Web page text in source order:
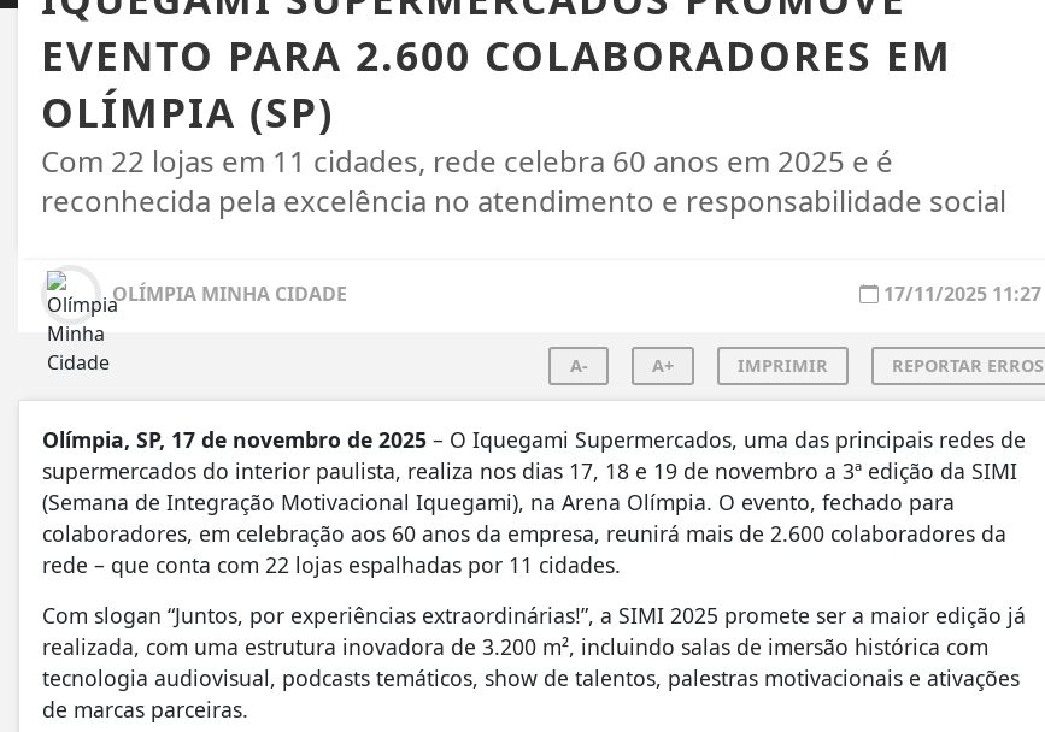
EVENTO PARA 2.600 COLABORADORES EM
OLÍMPIA (SP)
Com 22 lojas em 11 cidades, rede celebra 60 anos em 2025 e é
reconhecida pela excelência no atendimento e responsabilidade social
OLÍMPIA MINHA CIDADE 17/11/2025 11:27
A- A+ IMPRIMIR REPORTAR ERROS
Olímpia, SP, 17 de novembro de 2025 – O Iquegami Supermercados, uma das principais redes de
supermercados do interior paulista, realiza nos dias 17, 18 e 19 de novembro a 3ª edição da SIMI
(Semana de Integração Motivacional Iquegami), na Arena Olímpia. O evento, fechado para
colaboradores, em celebração aos 60 anos da empresa, reunirá mais de 2.600 colaboradores da
rede – que conta com 22 lojas espalhadas por 11 cidades.
Com slogan “Juntos, por experiências extraordinárias!”, a SIMI 2025 promete ser a maior edição já
realizada, com uma estrutura inovadora de 3.200 m², incluindo salas de imersão histórica com
tecnologia audiovisual, podcasts temáticos, show de talentos, palestras motivacionais e ativações
de marcas parceiras.